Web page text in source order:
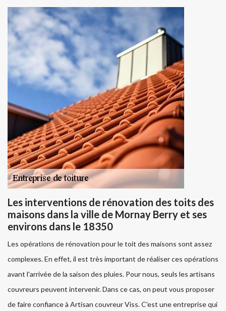
Les interventions de rénovation des toits des
maisons dans la ville de Mornay Berry et ses
environs dans le 18350
Les opérations de rénovation pour le toit des maisons sont assez
complexes. En effet, il est très important de réaliser ces opérations
avant l'arrivée de la saison des pluies. Pour nous, seuls les artisans
couvreurs peuvent intervenir. Dans ce cas, on peut vous proposer
de faire confiance à Artisan couvreur Viss. C'est une entreprise qui